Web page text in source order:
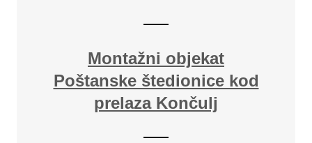
Montažni objekat
Poštanske štedionice kod
prelaza Končulj